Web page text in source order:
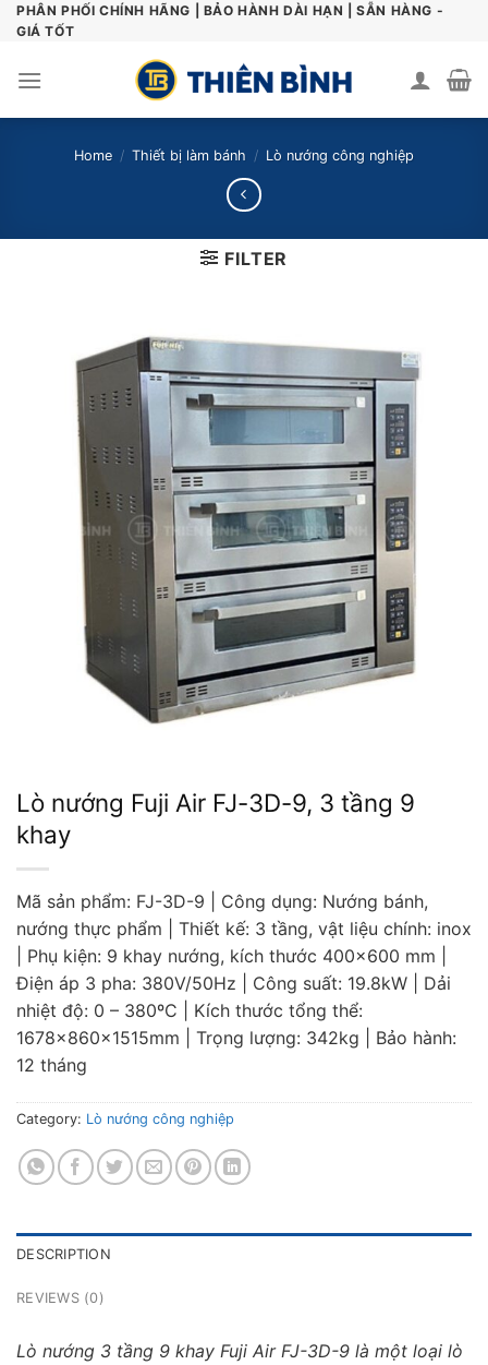
SkipPHÂN PHỐI CHÍNH HÃNG | BẢO HÀNH DÀI HẠN | SẴN HÀNG -
GIÁ TỐT
Home / Thiết bị làm bánh / Lò nướng công nghiệp
FILTER
Lò nướng Fuji Air FJ-3D-9, 3 tầng 9
khay
Mã sản phẩm: FJ-3D-9 | Công dụng: Nướng bánh,
nướng thực phẩm | Thiết kế: 3 tầng, vật liệu chính: inox
| Phụ kiện: 9 khay nướng, kích thước 400×600 mm |
Điện áp 3 pha: 380V/50Hz | Công suất: 19.8kW | Dải
nhiệt độ: 0 – 380ºC | Kích thước tổng thể:
1678x860x1515mm | Trọng lượng: 342kg | Bảo hành:
12 tháng
Category: Lò nướng công nghiệp
DESCRIPTION
REVIEWS (0)
Lò nướng 3 tầng 9 khay Fuji Air FJ-3D-9 là một loại lò